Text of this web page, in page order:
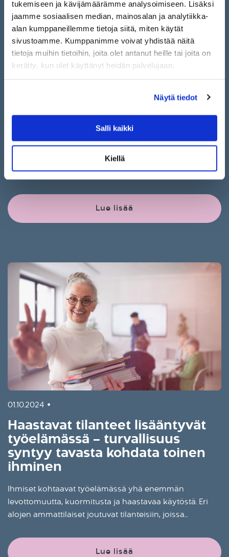
tukemiseen ja kävijämäärämme analysoimiseen. Lisäksi
jaamme sosiaalisen median, mainosalan ja analytiikka-
alan kumppaneillemme tietoja siitä, miten käytät
sivustoamme. Kumppanimme voivat yhdistää näitä
tietoja muihin tietoihin, joita olet antanut heille tai joita on
kerätty, kun olet käyttänyt heidän palvelujaan.
Näytä tiedot
Salli kaikki
Kiellä
01.10.2024 • Koulutus
Etäkoulutus: Traumatietoisuus
kohtaamista 23.-24.11.2026
Haluatko lisätä ymmärrystäsi ja saada työvälineitä
traumaattisten kokemusten kohtaamiseen? Traumat
vaikuttavat syvästi yksilön...
Lue lisää
01.10.2024 •
Haastavat tilanteet lisääntyvät
työelämässä – turvallisuus
syntyy tavasta kohdata toinen
ihminen
Ihmiset kohtaavat työelämässä yhä enemmän
levottomuutta, kuormitusta ja haastavaa käytöstä. Eri
alojen ammattilaiset joutuvat tilanteisiin, joissa...
Lue lisää